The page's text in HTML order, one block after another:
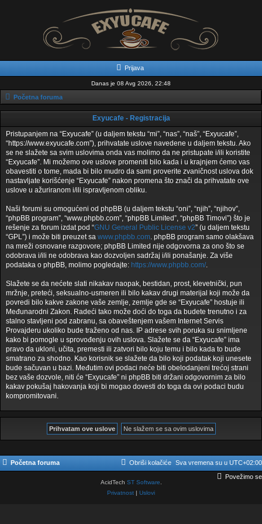
Prijava
Danas je 08 Avg 2026, 22:48
Početna foruma
Exyucafe - Registracija
Pristupanjem na “Exyucafe” (u daljem tekstu “mi”, “nas”, “naš”, “Exyucafe”,
“https://www.exyucafe.com”), prihvatate uslove navedene u daljem tekstu. Ako
se ne slažete sa svim uslovima onda vas molimo da ne pristupate i/ili koristite
“Exyucafe”. Mi možemo ove uslove promeniti bilo kada i u krajnjem ćemo vas
obavestiti o tome, mada bi bilo mudro da sami proverite zvaničnost uslova dok
nastavljate korišćenje “Exyucafe” nakon promena što znači da prihvatate ove
uslove u ažuriranom i/ili ispravljenom obliku.
Naši forumi su omogućeni od phpBB (u daljem tekstu “oni”, “njih”, “njihov”,
“phpBB program”, “www.phpbb.com”, “phpBB Limited”, “phpBB Timovi”) što je
rešenje za forum izdat pod “GNU General Public License v2” (u daljem tekstu
“GPL”) i može biti preuzet sa www.phpbb.com. phpBB program samo olakšava
na mreži osnovane razgovore; phpBB Limited nije odgovorna za ono što se
odobrava i/ili ne odobrava kao dozvoljen sadržaj i/ili ponašanje. Za više
podataka o phpBB, molimo pogledajte: https://www.phpbb.com/.
Slažete se da nećete slati nikakav naopak, bestidan, prost, klevetnički, pun
mržnje, preteći, seksualno-usmeren ili bilo kakav drugi materijal koji može da
povredi bilo kakve zakone vaše zemlje, zemlje gde se “Exyucafe” hostuje ili
Međunarodni Zakon. Radeći tako može doći do toga da budete trenutno i za
stalno stavljeni pod zabranu, sa obaveštenjem vašem Internet Servis
Provajderu ukoliko bude traženo od nas. IP adrese svih poruka su snimljene
kako bi pomogle u sprovođenju ovih uslova. Slažete se da “Exyucafe” ima
pravo da ukloni, učita, premesti ili zatvori bilo koju temu i bilo kada to bude
smatrano za shodno. Kao korisnik se slažete da bilo koji podatak koji unesete
bude sačuvan u bazi. Međutim ovi podaci neće biti obelodanjeni trećoj strani
bez vaše dozvole, niti će “Exyucafe” ni phpBB biti držani odgovornim za bilo
kakav pokušaj hakovanja koji bi mogao dovesti do toga da ovi podaci budu
kompromitovani.
Početna foruma Sva vremena su u UTC+02:00
Obriši kolačiće
Povežimo se
AcidTech ST Software
Privatnost | Uslovi